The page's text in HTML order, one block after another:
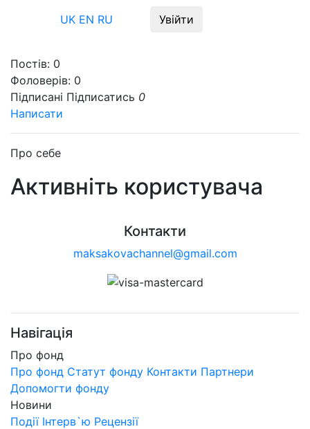
UK EN RU Увійти
Постів: 0
Фоловерів: 0
Підписані Підписатись 0
Написати
Про себе
Активніть користувача
Контакти
maksakovachannel@gmail.com
Навігація
Про фонд
Про фонд Статут фонду Контакти Партнери
Допомогти фонду
Новини
Події Інтерв`ю Рецензії